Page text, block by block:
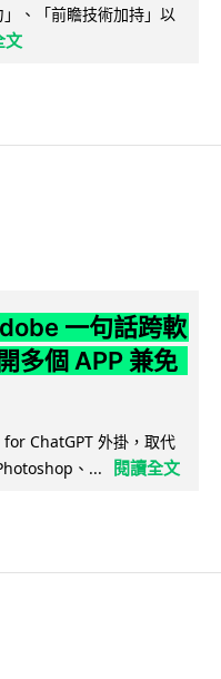
、「前瞻技術加持」以
文
一句話跨軟
多個 APP 兼免
ChatGPT 外掛，取代
、...
閱讀全文